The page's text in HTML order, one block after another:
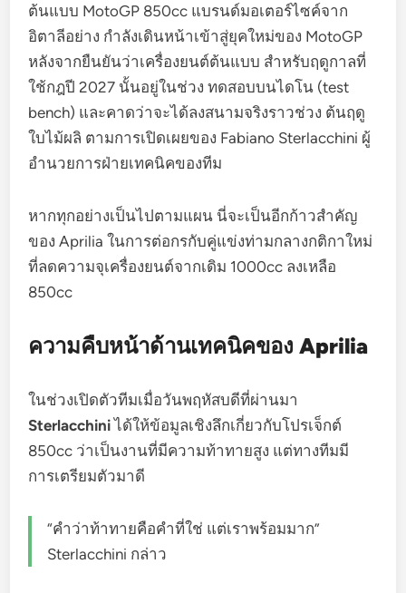
ต้นแบบ MotoGP 850cc แบรนด์มอเตอร์ไซค์จาก
อิตาลีอย่าง กำลังเดินหน้าเข้าสู่ยุคใหม่ของ MotoGP
หลังจากยืนยันว่าเครื่องยนต์ต้นแบบ สำหรับฤดูกาลที่
ใช้กฎปี 2027 นั้นอยู่ในช่วง ทดสอบบนไดโน (test
bench) และคาดว่าจะได้ลงสนามจริงราวช่วง ต้นฤดู
ใบไม้ผลิ ตามการเปิดเผยของ Fabiano Sterlacchini ผู้
อำนวยการฝ่ายเทคนิคของทีม
หากทุกอย่างเป็นไปตามแผน นี่จะเป็นอีกก้าวสำคัญ
ของ Aprilia ในการต่อกรกับคู่แข่งท่ามกลางกติกาใหม่
ที่ลดความจุเครื่องยนต์จากเดิม 1000cc ลงเหลือ
850cc
ความคืบหน้าด้านเทคนิคของ Aprilia
ในช่วงเปิดตัวทีมเมื่อวันพฤหัสบดีที่ผ่านมา
Sterlacchiniได้ให้ข้อมูลเชิงลึกเกี่ยวกับโปรเจ็กต์
850cc ว่าเป็นงานที่มีความท้าทายสูง แต่ทางทีมมี
การเตรียมตัวมาดี
“คำว่าท้าทายคือคำที่ใช่ แต่เราพร้อมมาก”
Sterlacchini กล่าว